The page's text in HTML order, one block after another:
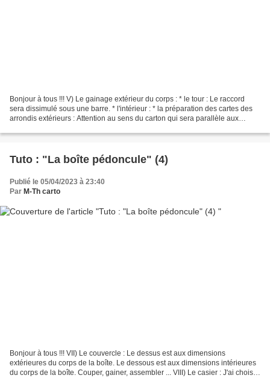
Bonjour à tous !!! V) Le gainage extérieur du corps : * le tour : Le raccord
sera dissimulé sous une barre. * l'intérieur : * la préparation des cartes des
arrondis extérieurs : Attention au sens du carton qui sera parallèle aux
Tuto : "La boîte pédoncule" (4)
Publié le 05/04/2023 à 23:40
Par M-Th carto
Bonjour à tous !!! VII) Le couvercle : Le dessus est aux dimensions
extérieures du corps de la boîte. Le dessous est aux dimensions intérieures
du corps de la boîte. Couper, gainer, assembler ... VIII) Le casier : J'ai choisi